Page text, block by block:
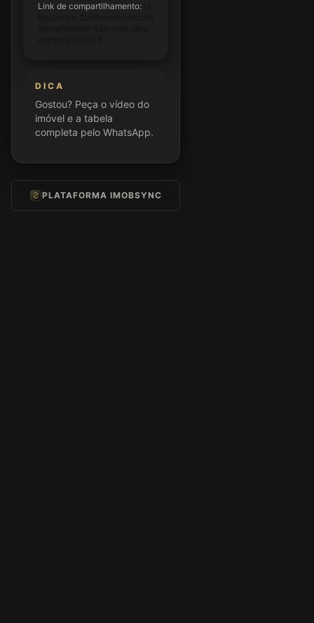
Link de compartilhamento:
DICA
Gostou? Peça o vídeo do
imóvel e a tabela
completa pelo WhatsApp.
PLATAFORMA IMOBSYNC